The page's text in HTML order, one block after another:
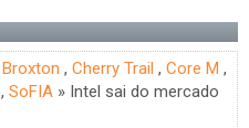
Broxton , Cherry Trail , Core M ,
, SoFIA » Intel sai do mercado